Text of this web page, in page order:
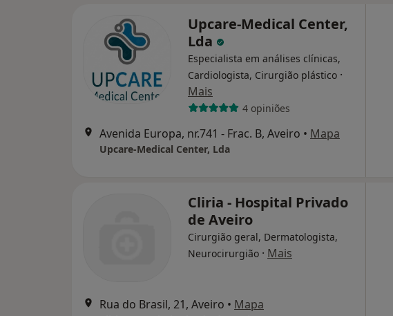
Upcare-Medical Center,
Lda
Especialista em análises clínicas,
Cardiologista, Cirurgião plástico ·
Mais
4 opiniões
Avenida Europa, nr.741 - Frac. B, Aveiro • Mapa
Upcare-Medical Center, Lda
Cliria - Hospital Privado
de Aveiro
Cirurgião geral, Dermatologista,
Neurocirurgião · Mais
Rua do Brasil, 21, Aveiro • Mapa